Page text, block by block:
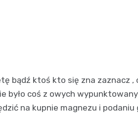
bądź ktoś kto się zna zaznacz ,
było coś z owych
na kupnie magnezu i